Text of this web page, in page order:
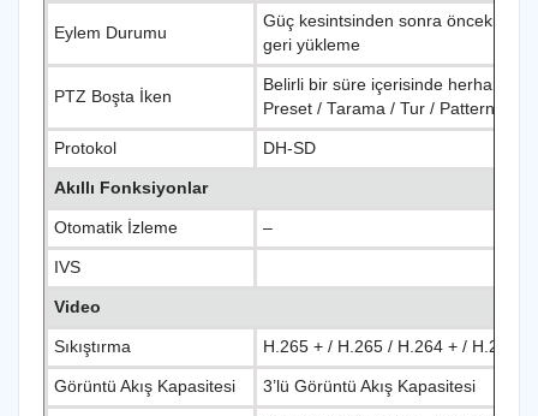
Eylem Durumu
Güç kesintsinden sonra önceki
geri yükleme
PTZ Boşta İken
Belirli bir süre içerisinde herhangi
Preset / Tarama / Tur / Pattern’i
Protokol DH-SD
Akıllı Fonksiyonlar
Otomatik İzleme –
IVS
Video
Sıkıştırma H.265 + / H.265 / H.264 + / H.264
Görüntü Akış Kapasitesi 3’lü Görüntü Akış Kapasitesi